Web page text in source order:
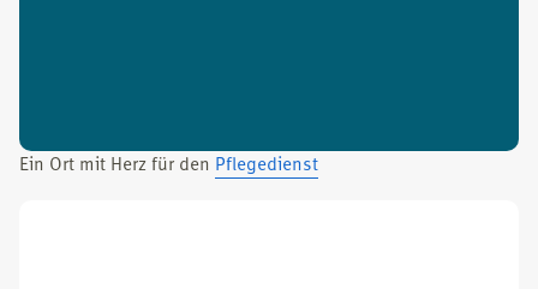
Ein Ort mit Herz für den Pfle­ge­dienst